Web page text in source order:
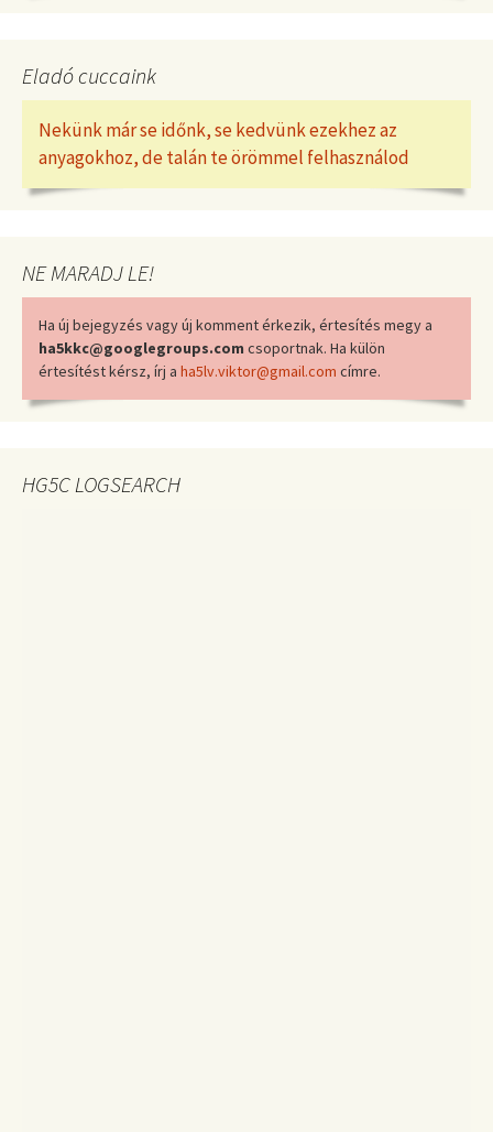
Eladó cuccaink
Nekünk már se időnk, se kedvünk ezekhez az
anyagokhoz, de talán te örömmel felhasználod
NE MARADJ LE!
Ha új bejegyzés vagy új komment érkezik, értesítés megy a
ha5kkc@googlegroups.com csoportnak. Ha külön
értesítést kérsz, írj a ha5lv.viktor@gmail.com címre.
HG5C LOGSEARCH